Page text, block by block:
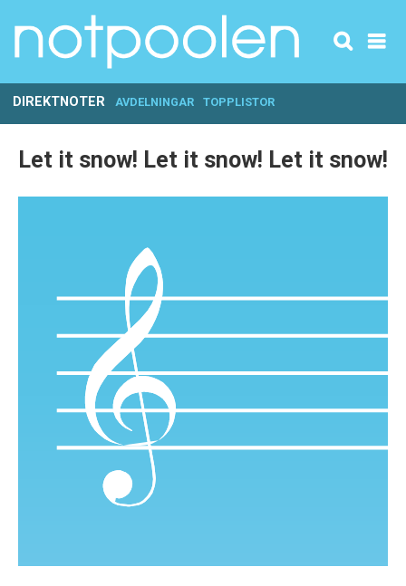
DIREKTNOTER AVDELNINGAR TOPPLISTOR
Let it snow! Let it snow! Let it snow!